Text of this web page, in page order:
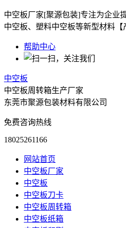
中空板厂家[聚源包装]专注为企业
中空板、塑料中空板等新型材料【
帮助中心
中空板
中空板周转箱生产厂家
东莞市聚源包装材料有限公司
免费咨询热线
18025261166
网站首页
中空板厂家
中空板
中空板刀卡
中空板周转箱
中空板纸箱